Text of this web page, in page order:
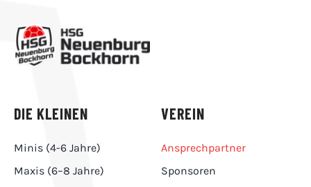
DIE KLEINEN
Minis (4-6 Jahre)
Maxis (6–8 Jahre)
VEREIN
Ansprechpartner
Sponsoren